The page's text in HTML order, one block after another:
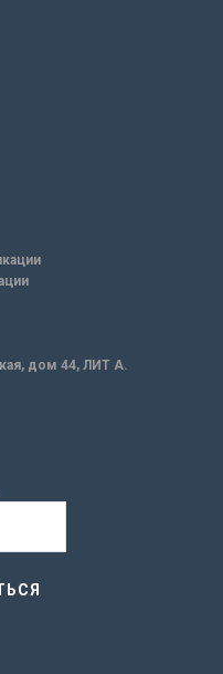
дом 44, ЛИТ А.